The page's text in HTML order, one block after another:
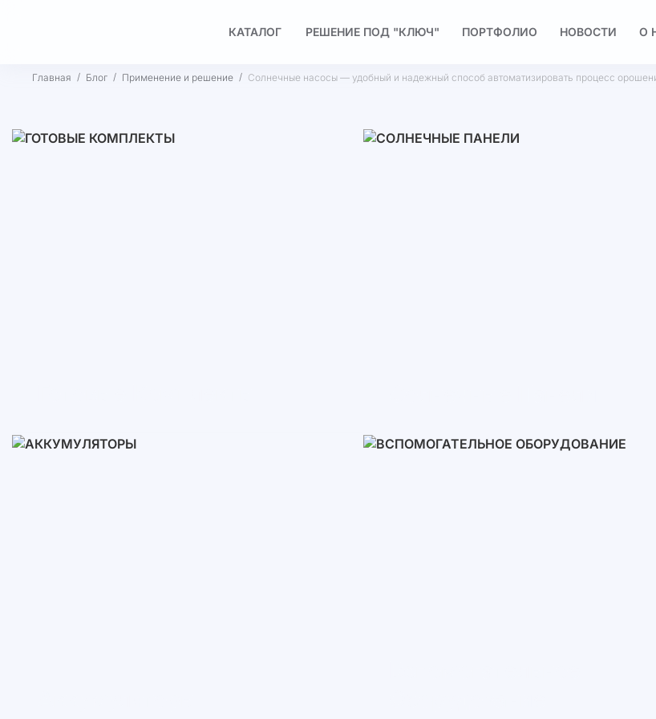
КАТАЛОГ РЕШЕНИЕ ПОД "КЛЮЧ" ПОРТФОЛИО НОВОСТИ О
Главная Блог Применение и решение Солнечные насосы — удобный и надежный способ автоматизировать процесс
3-10 кВт